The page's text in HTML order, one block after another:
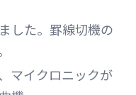
した。罫線切機の
マイクロニックが